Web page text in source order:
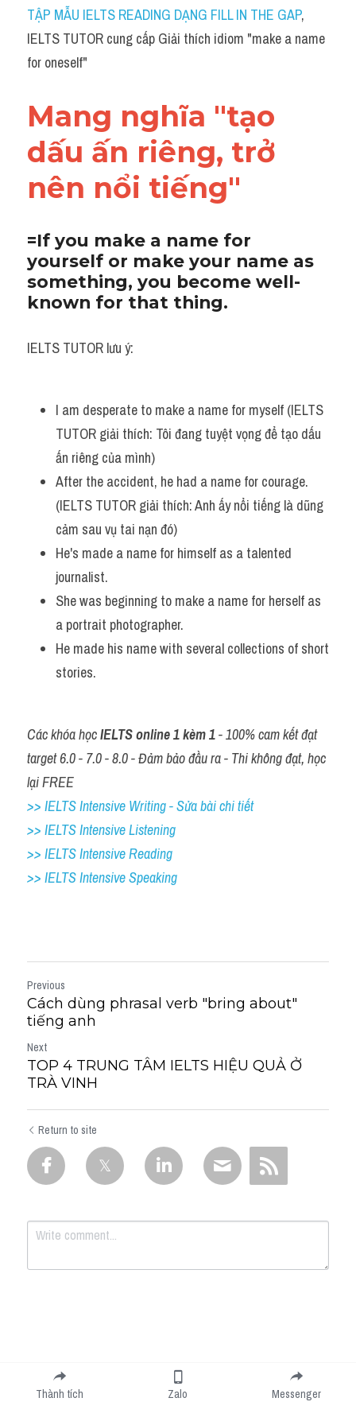
Idiom
Grammar
Word form
Cách dùng từ
Phân biệt từ
Speaking
Writing
TẬP MẪU IELTS READING DẠNG FILL IN THE GAP,
IELTS TUTOR cung cấp Giải thích idiom "make a name
for oneself"
Mang nghĩa "tạo
dấu ấn riêng, trở
nên nổi tiếng"
=If you make a name for
yourself or make your name as
something, you become well-
known for that thing.
IELTS TUTOR lưu ý:
I am desperate to make a name for myself (IELTS
TUTOR giải thích: Tôi đang tuyệt vọng để tạo dấu
ấn riêng của mình)
After the accident, he had a name for courage.
(IELTS TUTOR giải thích: Anh ấy nổi tiếng là dũng
cảm sau vụ tai nạn đó)
He's made a name for himself as a talented
journalist.
She was beginning to make a name for herself as
a portrait photographer.
He made his name with several collections of short
stories.
Các khóa học IELTS online 1 kèm 1 - 100% cam kết đạt
target 6.0 - 7.0 - 8.0 - Đảm bảo đầu ra - Thi không đạt, học
lại FREE
>> IELTS Intensive Writing - Sửa bài chi tiết
>> IELTS Intensive Listening
>> IELTS Intensive Reading
>> IELTS Intensive Speaking
Previous
Cách dùng phrasal verb "bring about"
tiếng anh
Next
TOP 4 TRUNG TÂM IELTS HIỆU QUẢ Ở
TRÀ VINH
Return to site
Submit
Thành tích Zalo Messenger